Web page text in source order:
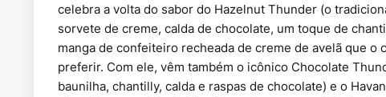
celebra a volta do sabor do Hazelnut Thunder (o
sorvete de creme, calda de chocolate, um toque de
manga de confeiteiro recheada de creme de avelã que
preferir. Com ele, vêm também o icônico Chocolate
baunilha, chantilly, calda e raspas de chocolate) e o